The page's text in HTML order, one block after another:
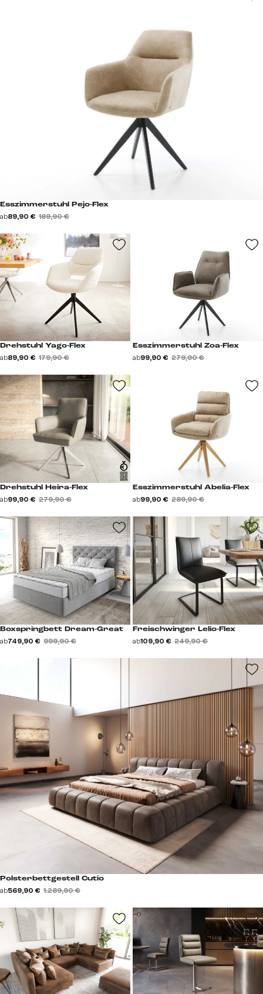
Esszimmerstuhl Pejo-Flex
ab89,90 € 189,90 €
Polsterbettgestell Cutio
ab569,90 € 1.289,90 €
Drehstuhl Yago-Flex
ab89,90 € 179,90 €
Esszimmerstuhl Zoa-Flex
ab99,90 € 279,90 €
Drehstuhl Heira-Flex
ab99,90 € 279,90 €
Esszimmerstuhl Abelia-Flex
ab99,90 € 289,90 €
Boxspringbett Dream-Great
ab749,90 € 999,90 €
Freischwinger Lelio-Flex
ab109,90 € 249,90 €